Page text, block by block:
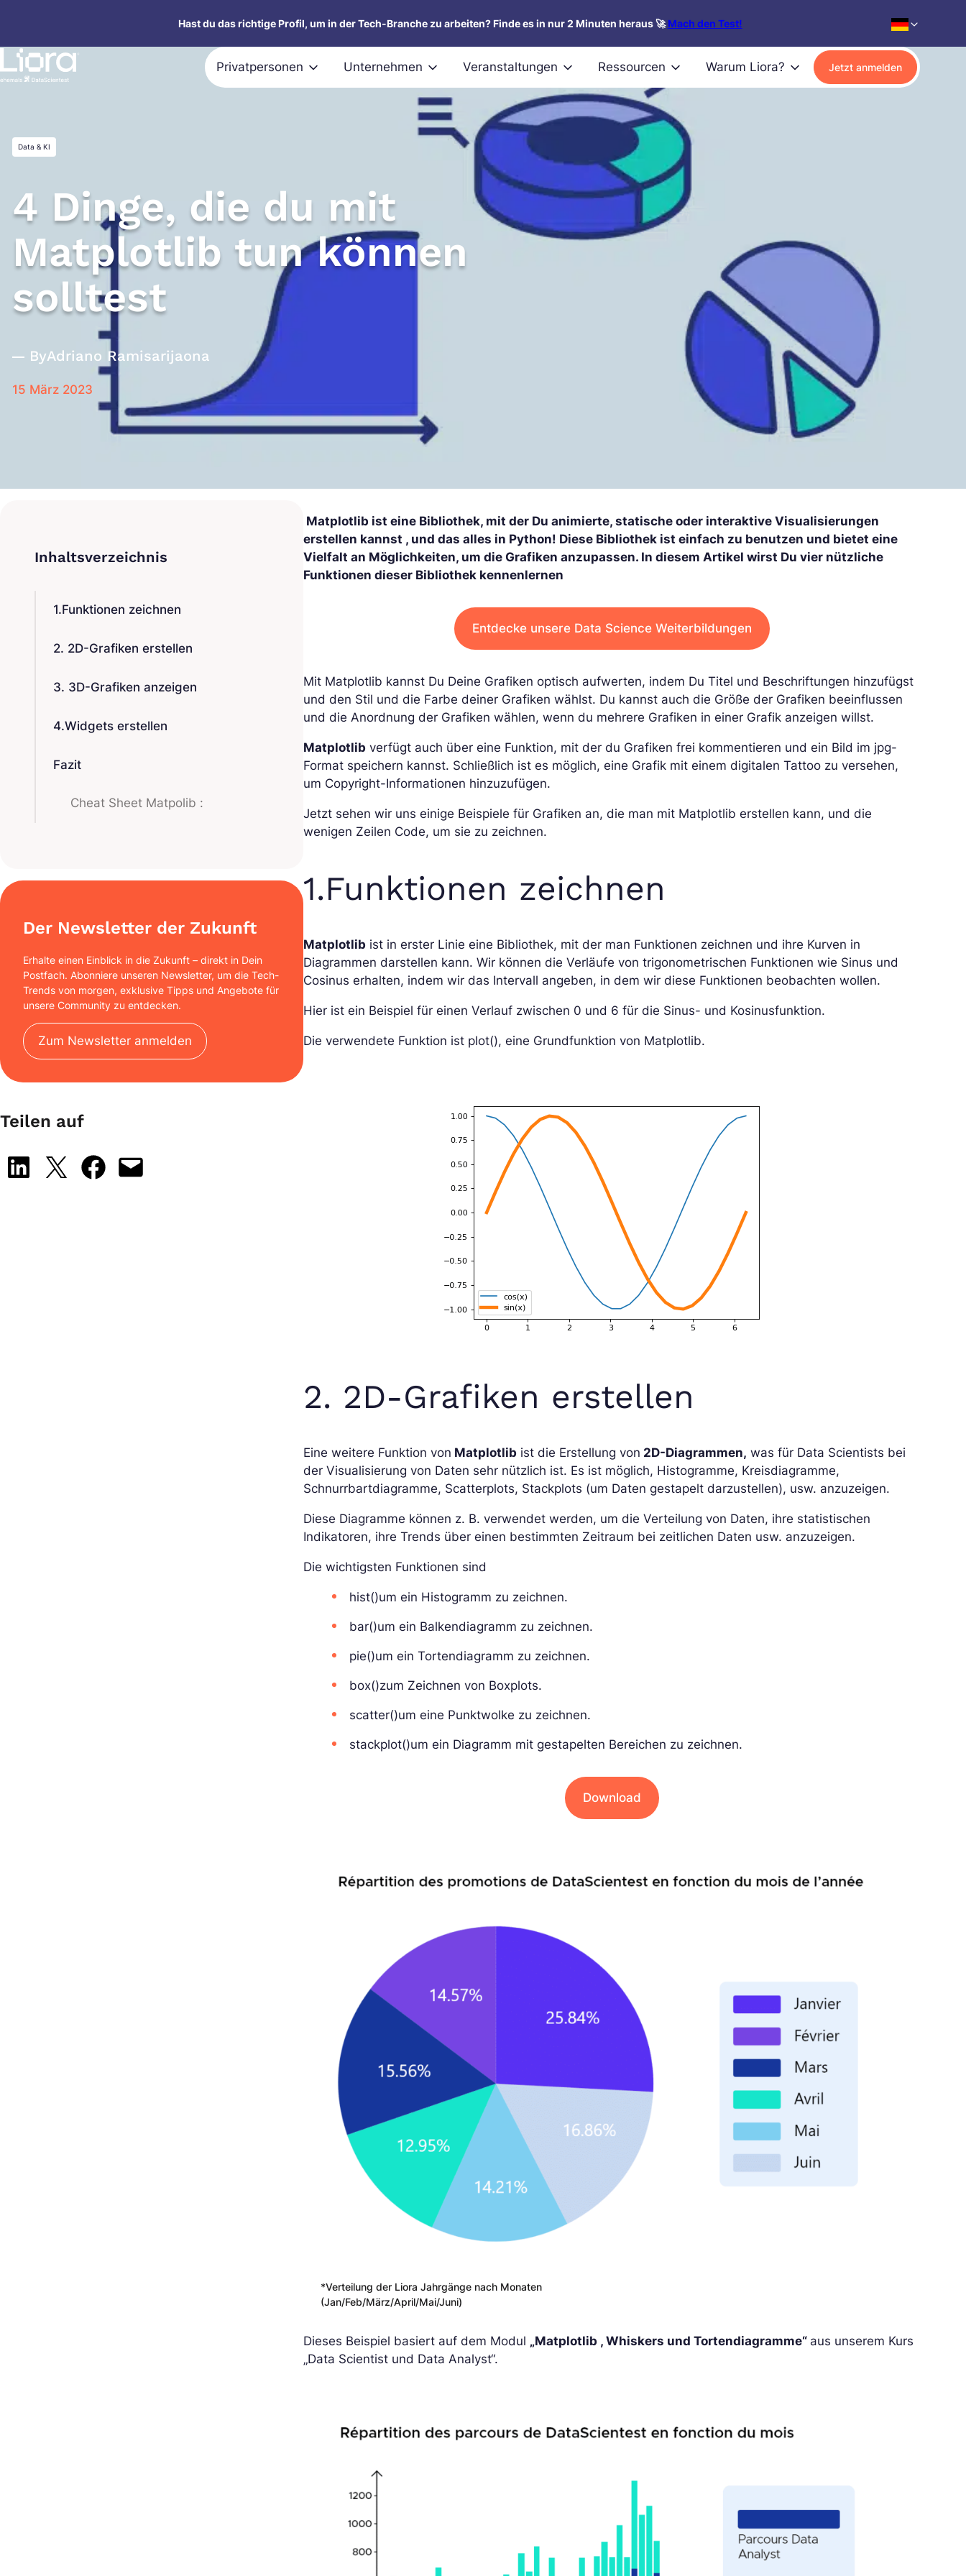
springen
Hast du das richtige Profil, um in der Tech-Branche zu arbeiten? Finde es in nur 2 Minuten heraus 🚀Mach den Test!
Privatpersonen Unternehmen Veranstaltungen Ressourcen Warum Liora? Jetzt anmelden
Data & KI
4 Dinge, die du mit
Matplotlib tun können
solltest
ByAdriano Ramisarijaona
15 März 2023
1.Funktionen zeichnen
2. 2D-Grafiken erstellen
3. 3D-Grafiken anzeigen
4.Widgets erstellen
Fazit
Cheat Sheet Matpolib :
Der Newsletter der Zukunft
Erhalte einen Einblick in die Zukunft – direkt in Dein
Postfach. Abonniere unseren Newsletter, um die Tech-
Trends von morgen, exklusive Tipps und Angebote für
unsere Community zu entdecken.
Zum Newsletter anmelden
Teilen auf
Share on LinkedIn
Share on X Share on Facebook
Email this Page
Matplotlib ist eine Bibliothek, mit der Du animierte, statische oder interaktive Visualisierungen
erstellen kannst , und das alles in Python! Diese Bibliothek ist einfach zu benutzen und bietet eine
Vielfalt an Möglichkeiten, um die Grafiken anzupassen. In diesem Artikel wirst Du vier nützliche
Funktionen dieser Bibliothek kennenlernen
Entdecke unsere Data Science Weiterbildungen
Mit Matplotlib kannst Du Deine Grafiken optisch aufwerten, indem Du Titel und Beschriftungen hinzufügst
und den Stil und die Farbe deiner Grafiken wählst. Du kannst auch die Größe der Grafiken beeinflussen
und die Anordnung der Grafiken wählen, wenn du mehrere Grafiken in einer Grafik anzeigen willst.
Matplotlib verfügt auch über eine Funktion, mit der du Grafiken frei kommentieren und ein Bild im jpg-
Format speichern kannst. Schließlich ist es möglich, eine Grafik mit einem digitalen Tattoo zu versehen,
um Copyright-Informationen hinzuzufügen.
Jetzt sehen wir uns einige Beispiele für Grafiken an, die man mit Matplotlib erstellen kann, und die
wenigen Zeilen Code, um sie zu zeichnen.
1.Funktionen zeichnen
Matplotlib ist in erster Linie eine Bibliothek, mit der man Funktionen zeichnen und ihre Kurven in
Diagrammen darstellen kann. Wir können die Verläufe von trigonometrischen Funktionen wie Sinus und
Cosinus erhalten, indem wir das Intervall angeben, in dem wir diese Funktionen beobachten wollen.
Hier ist ein Beispiel für einen Verlauf zwischen 0 und 6 für die Sinus- und Kosinusfunktion.
Die verwendete Funktion ist plot(), eine Grundfunktion von Matplotlib.
2. 2D-Grafiken erstellen
Eine weitere Funktion von Matplotlib ist die Erstellung von 2D-Diagrammen, was für Data Scientists bei
der Visualisierung von Daten sehr nützlich ist. Es ist möglich, Histogramme, Kreisdiagramme,
Schnurrbartdiagramme, Scatterplots, Stackplots (um Daten gestapelt darzustellen), usw. anzuzeigen.
Diese Diagramme können z. B. verwendet werden, um die Verteilung von Daten, ihre statistischen
Indikatoren, ihre Trends über einen bestimmten Zeitraum bei zeitlichen Daten usw. anzuzeigen.
Die wichtigsten Funktionen sind
hist()um ein Histogramm zu zeichnen.
bar()um ein Balkendiagramm zu zeichnen.
pie()um ein Tortendiagramm zu zeichnen.
box()zum Zeichnen von Boxplots.
scatter()um eine Punktwolke zu zeichnen.
stackplot()um ein Diagramm mit gestapelten Bereichen zu zeichnen.
Download
*Verteilung der Liora Jahrgänge nach Monaten
(Jan/Feb/März/April/Mai/Juni)
Dieses Beispiel basiert auf dem Modul „Matplotlib , Whiskers und Tortendiagramme“ aus unserem Kurs
„Data Scientist und Data Analyst“.